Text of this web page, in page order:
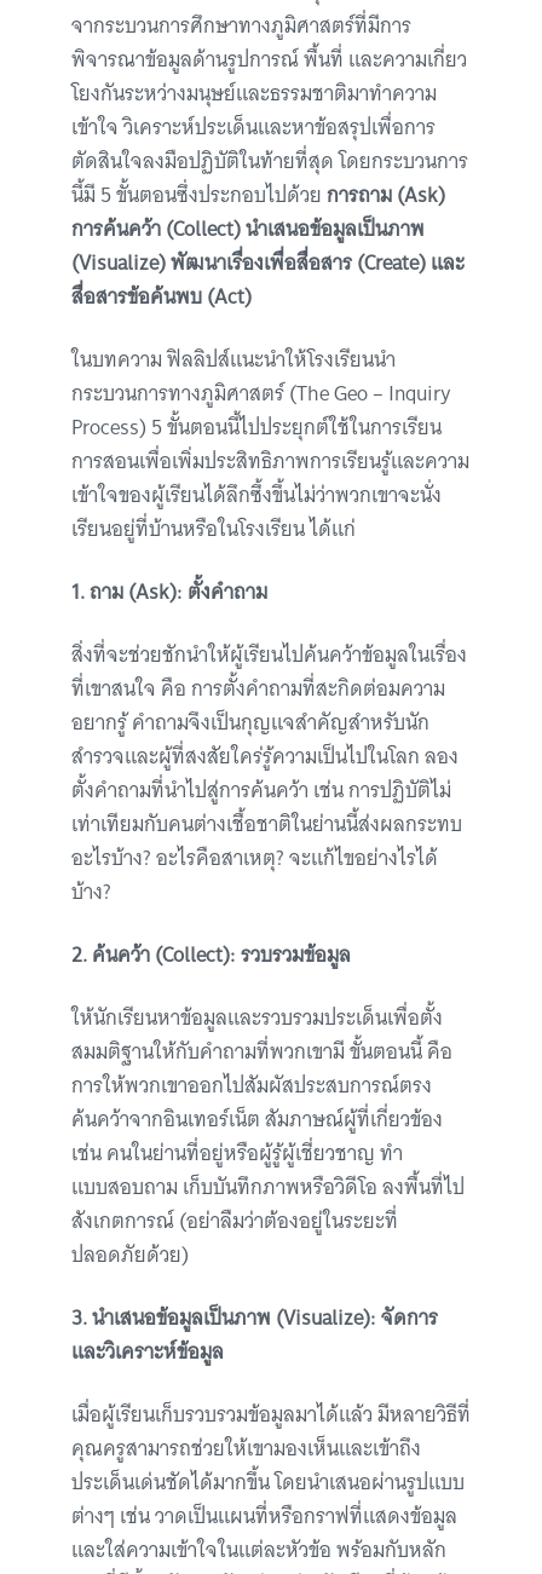
จากระบวนการศึกษาทางภูมิศาสตร์ที่มีการ
พิจารณาข้อมูลด้านรูปการณ์ พื้นที่ และความเกี่ยว
โยงกันระหว่างมนุษย์และธรรมชาติมาทำความ
เข้าใจ วิเคราะห์ประเด็นและหาข้อสรุปเพื่อการ
ตัดสินใจลงมือปฏิบัติในท้ายที่สุด โดยกระบวนการ
นี้มี 5 ขั้นตอนซึ่งประกอบไปด้วยการถาม (Ask)
การค้นคว้า (Collect) นำเสนอข้อมูลเป็นภาพ
(Visualize) พัฒนาเรื่องเพื่อสื่อสาร (Create) และ
สื่อสารข้อค้นพบ (Act)
ในบทความ ฟิลลิปส์แนะนำให้โรงเรียนนำ
กระบวนการทางภูมิศาสตร์ (The Geo – Inquiry
Process) 5 ขั้นตอนนี้ไปประยุกต์ใช้ในการเรียน
การสอนเพื่อเพิ่มประสิทธิภาพการเรียนรู้และความ
เข้าใจของผู้เรียนได้ลึกซึ้งขึ้นไม่ว่าพวกเขาจะนั่ง
เรียนอยู่ที่บ้านหรือในโรงเรียน ได้แก่
1. ถาม (Ask): ตั้งคำถาม
สิ่งที่จะช่วยชักนำให้ผู้เรียนไปค้นคว้าข้อมูลในเรื่อง
ที่เขาสนใจ คือ การตั้งคำถามที่สะกิดต่อมความ
อยากรู้ คำถามจึงเป็นกุญแจสำคัญสำหรับนัก
สำรวจและผู้ที่สงสัยใคร่รู้ความเป็นไปในโลก ลอง
ตั้งคำถามที่นำไปสู่การค้นคว้า เช่น การปฏิบัติไม่
เท่าเทียมกับคนต่างเชื้อชาติในย่านนี้ส่งผลกระทบ
อะไรบ้าง? อะไรคือสาเหตุ? จะแก้ไขอย่างไรได้
บ้าง?
2. ค้นคว้า (Collect): รวบรวมข้อมูล
ให้นักเรียนหาข้อมูลและรวบรวมประเด็นเพื่อตั้ง
สมมติฐานให้กับคำถามที่พวกเขามี ขั้นตอนนี้ คือ
การให้พวกเขาออกไปสัมผัสประสบการณ์ตรง
ค้นคว้าจากอินเทอร์เน็ต สัมภาษณ์ผู้ที่เกี่ยวข้อง
เช่น คนในย่านที่อยู่หรือผู้รู้ผู้เชี่ยวชาญ ทำ
แบบสอบถาม เก็บบันทึกภาพหรือวิดีโอ ลงพื้นที่ไป
สังเกตการณ์ (อย่าลืมว่าต้องอยู่ในระยะที่
ปลอดภัยด้วย)
3. นำเสนอข้อมูลเป็นภาพ (Visualize): จัดการ
และวิเคราะห์ข้อมูล
เมื่อผู้เรียนเก็บรวบรวมข้อมูลมาได้แล้ว มีหลายวิธีที่
คุณครูสามารถช่วยให้เขามองเห็นและเข้าถึง
ประเด็นเด่นชัดได้มากขึ้น โดยนำเสนอผ่านรูปแบบ
ต่างๆ เช่น วาดเป็นแผนที่หรือกราฟที่แสดงข้อมูล
และใส่ความเข้าใจในแต่ละหัวข้อ พร้อมกับหลัก